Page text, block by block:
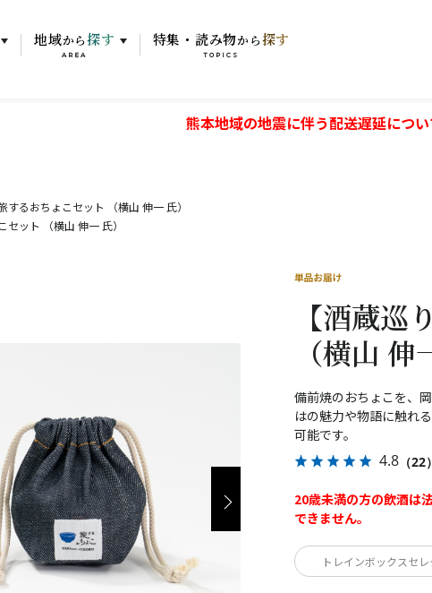
地域から 探す
AREA
特集・読み物から 探す
TOPICS
熊本地域の地震に伴う配送遅延につ
するおちょこセット （横山 伸一 氏）
セット （横山 伸一 氏）
備前焼のおちょこを、
はの魅力や物語に触れ
可能です。
4.8 （22）
20歳未満の方の飲酒は
できません。
【酒蔵巡
（横山 伸
トレインボックスセレ